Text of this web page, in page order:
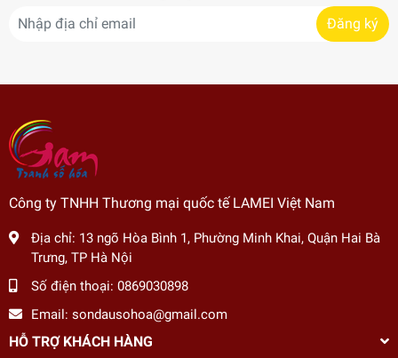
Đăng ký
Công ty TNHH Thương mại quốc tế LAMEI Việt Nam
Địa chỉ: 13 ngõ Hòa Bình 1, Phường Minh Khai, Quận Hai Bà
Trưng, TP Hà Nội
Số điện thoại: 0869030898
Email: sondausohoa@gmail.com
HỖ TRỢ KHÁCH HÀNG